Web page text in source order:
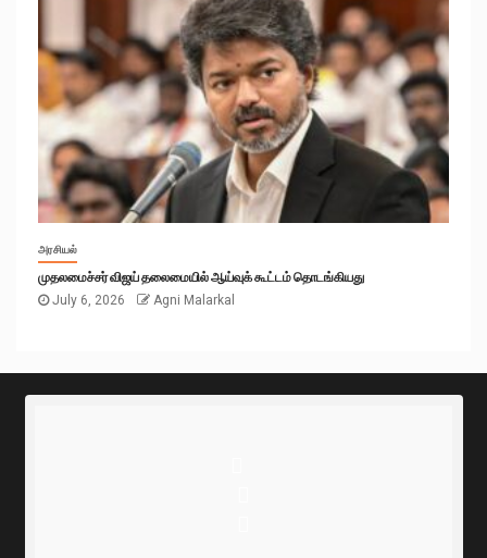
அரசியல்
முதலமைச்சர் விஜய் தலைமையில் ஆய்வுக் கூட்டம் தொடங்கியது
July 6, 2026
Agni Malarkal